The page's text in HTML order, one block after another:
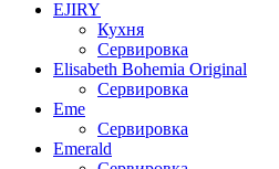
EJIRY
Кухня
Сервировка
Elisabeth Bohemia Original
Сервировка
Eme
Сервировка
Emerald